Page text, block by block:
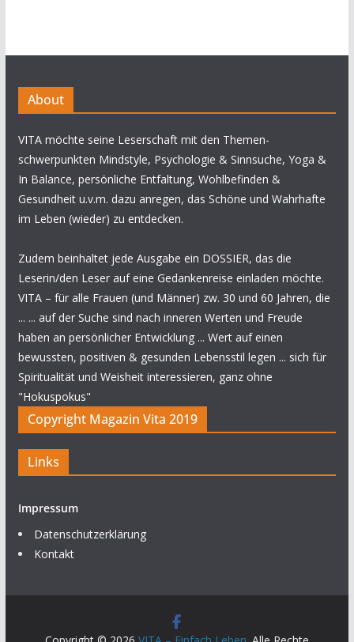
About
VITA möchte seine Leserschaft mit den Themen-
schwerpunkten Mindstyle, Psychologie & Sinnsuche, Yoga &
In Balance, persönliche Entfaltung, Wohlbefinden &
Gesundheit u.v.m. dazu anregen, das Schöne und Wahrhafte
im Leben (wieder) zu entdecken.
Zudem beinhaltet jede Ausgabe ein DOSSIER, das die
Leserin/den Leser auf eine Gedankenreise einladen möchte.
VITA – für alle Frauen (und Männer) zw. 30 und 60 Jahren, die
... ... auf der Suche sind nach inneren Werten und Freude
haben an persönlicher Entwicklung ... Wert auf einen
bewussten, positiven & gesunden Lebensstil legen ... sich für
Spiritualität und Weisheit interessieren, ganz ohne
"Hokuspokus"
Copyright Magazin Vita 2019
Links
Impressum
Datenschutzerklärung
Kontakt